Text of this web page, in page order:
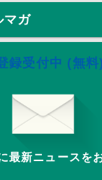
マガ
録受付中 (無料)
最新ニュースを